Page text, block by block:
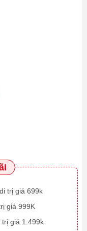
trị giá 699k
giá 999K
giá 1.499k